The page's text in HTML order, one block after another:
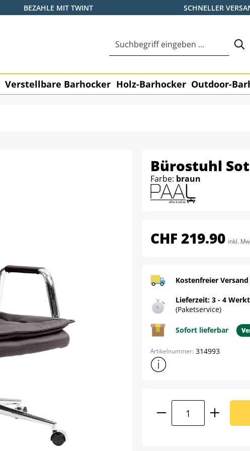
BEZAHLE MIT TWINT SCHNELLER
Verstellbare Barhocker Holz-Barhocker Outdoor-
Bürostuhl
Farbe: braun
CHF 219.90 inkl.
Kostenfreier
Lieferzeit: 3 - 4
(Paketservice)
Sofort lieferbar
Artikelnummer: 314993
Weitere
Produkt Anzahl: